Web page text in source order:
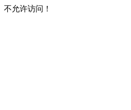
不允许访问！